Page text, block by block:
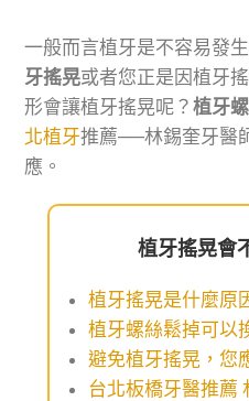
一般而言植牙是不容易發
牙搖晃或者您正是因植牙
形會讓植牙搖晃呢？植牙
北植牙推薦──林錫奎牙醫
應。
植牙搖晃會
植牙搖晃是什麼原
植牙螺絲鬆掉可以
避免植牙搖晃，您
台北板橋牙醫推薦